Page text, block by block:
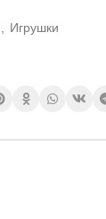
Игрушки